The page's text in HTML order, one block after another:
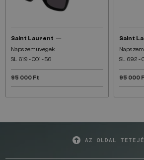
Saint Laurent —
Napszemüvegek
SL 619 - 001 - 56
95 000 Ft
Saint
SL 692 -
95 000
AZ OLDAL